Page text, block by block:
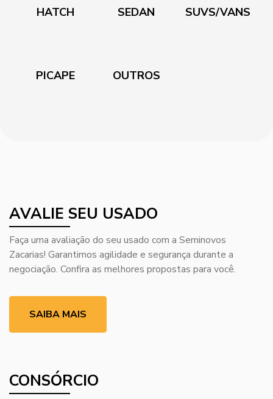
HATCH SEDAN SUVS/VANS
PICAPE OUTROS
AVALIE SEU USADO
Faça uma avaliação do seu usado com a Seminovos
Zacarias! Garantimos agilidade e segurança durante a
negociação. Confira as melhores propostas para você.
SAIBA MAIS
CONSÓRCIO